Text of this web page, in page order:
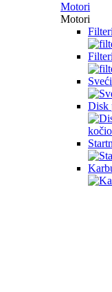
Motori
Motori
Disk